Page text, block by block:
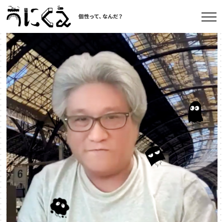
記事一覧
うにくえ とは？
お問い合わせ
©kaonavi, Inc.